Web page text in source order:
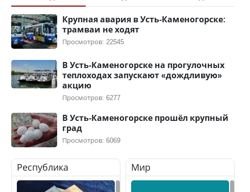
Крупная авария в Усть-Каменогорске:
трамваи не ходят
Просмотров: 22545
В Усть-Каменогорске на прогулочных
теплоходах запускают «дождливую»
акцию
Просмотров: 6277
В Усть-Каменогорске прошёл крупный
град
Просмотров: 6069
Республика Мир